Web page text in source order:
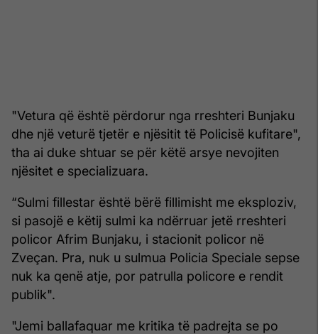
"Vetura që është përdorur nga rreshteri Bunjaku
dhe një veturë tjetër e njësitit të Policisë kufitare",
tha ai duke shtuar se për këtë arsye nevojiten
njësitet e specializuara.
“Sulmi fillestar është bërë fillimisht me eksploziv,
si pasojë e këtij sulmi ka ndërruar jetë rreshteri
policor Afrim Bunjaku, i stacionit policor në
Zveçan. Pra, nuk u sulmua Policia Speciale sepse
nuk ka qenë atje, por patrulla policore e rendit
publik".
"Jemi ballafaquar me kritika të padrejta se po